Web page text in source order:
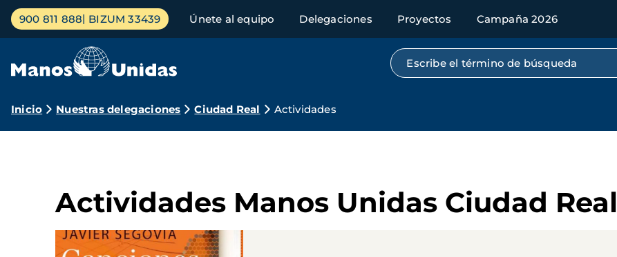
Pasar
contenido
Menú
principal
900 811 888 BIZUM 33439 Únete al equipo Delegaciones Proyectos Campaña 2026
Búsqueda por texto completo
Ruta
Inicio Nuestras delegaciones Ciudad Real Actividades
Actividades Manos Unidas Ciudad Real